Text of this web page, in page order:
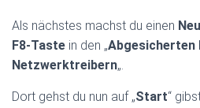
Als nächstes machst du einen
F8-Taste in den „Abgesicherten
Netzwerktreibern„.
Dort gehst du nun auf „Start“